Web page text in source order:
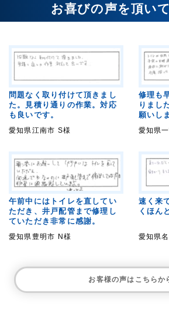
お喜びの声を頂い
問題なく取り付けて頂きまし
た。見積り通りの作業。対応
も良いです。
愛知県江南市 S様
修理も
りまし
願いし
愛知県
午前中にはトイレを直してい
ただき、井戸配管まで修理し
ていただき非常に感謝。
愛知県豊明市 N様
速く来
くほん
愛知県
お客様の声はこちらか